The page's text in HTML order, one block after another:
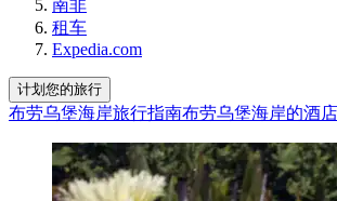
南非
租车
Expedia.com
计划您的旅行
布劳乌堡海岸旅行指南布劳乌堡海岸的酒店